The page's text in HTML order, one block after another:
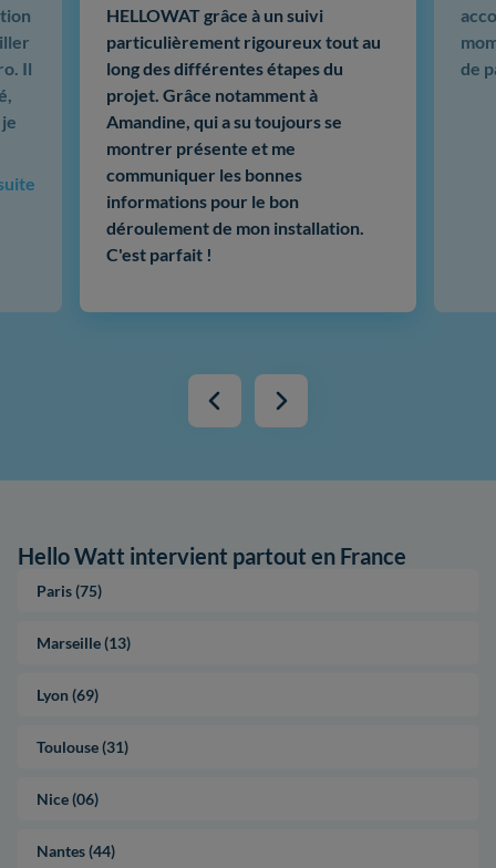
HELLOWAT grâce à un suivi
particulièrement rigoureux tout au
long des différentes étapes du
projet. Grâce notamment à
Amandine, qui a su toujours se
montrer présente et me
communiquer les bonnes
informations pour le bon
déroulement de mon installation.
C'est parfait !
de
Il
Hello Watt intervient partout en France
Paris (75)
Marseille (13)
Lyon (69)
Toulouse (31)
Nice (06)
Nantes (44)